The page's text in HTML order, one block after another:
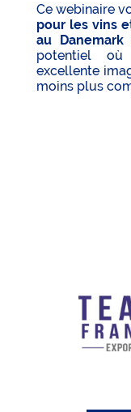
Ce webinaire
pour les vins
au
potentiel où
excellente
moins plus